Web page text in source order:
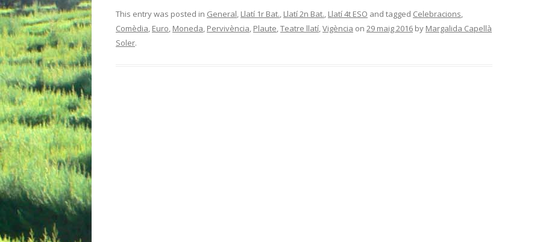
This entry was posted in General, Llatí 1r Bat., Llatí 2n Bat., Llatí 4t ESO and tagged Celebracions,
Comèdia, Euro, Moneda, Pervivència, Plaute,Teatre llatí,Vigència on 29 maig 2016 by Margalida Capellà
Soler.